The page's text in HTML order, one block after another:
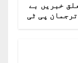
خبریں بے
بنیاد اور غلط ہیں۔ ترجمان پی ٹی